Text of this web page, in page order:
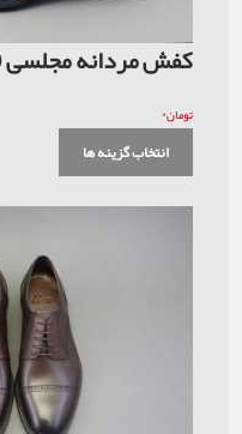
کفش مردانه مجلسی 2220 عسلی قهوه ای
تومان۰
انتخاب گزینه ها